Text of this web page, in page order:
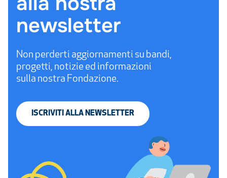
newsletter
Non perderti aggiornamenti su bandi,
progetti, notizie ed informazioni
sulla nostra Fondazione.
ISCRIVITI ALLA NEWSLETTER